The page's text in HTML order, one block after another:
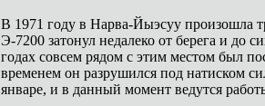
В 1971 году в Нарва-Йыэсуу произошла
Э-7200 затонул недалеко от берега и до
годах совсем рядом с этим местом был
временем он разрушился под натиском
январе, и в данный момент ведутся